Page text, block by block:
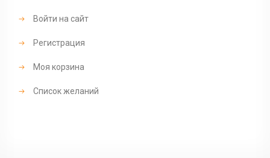
Войти на сайт
Регистрация
Моя корзина
Список желаний